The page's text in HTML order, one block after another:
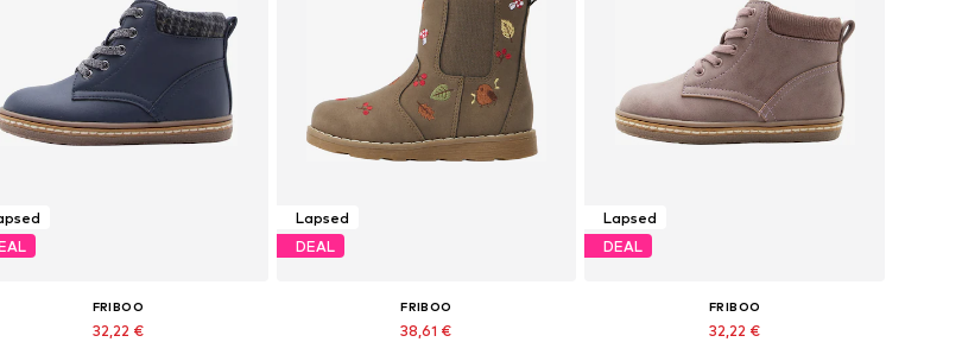
FRIBOO
32,22 €
Lapsed
DEAL
FRIBOO
38,61 €
Lapsed
DEAL
FRIBOO
32,22 €